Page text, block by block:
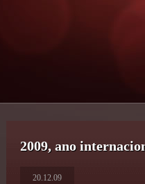
2009, ano
20.12.09